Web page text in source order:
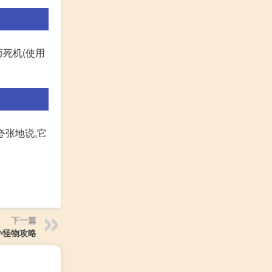
机(使用
张地说,它
下一篇
物攻略